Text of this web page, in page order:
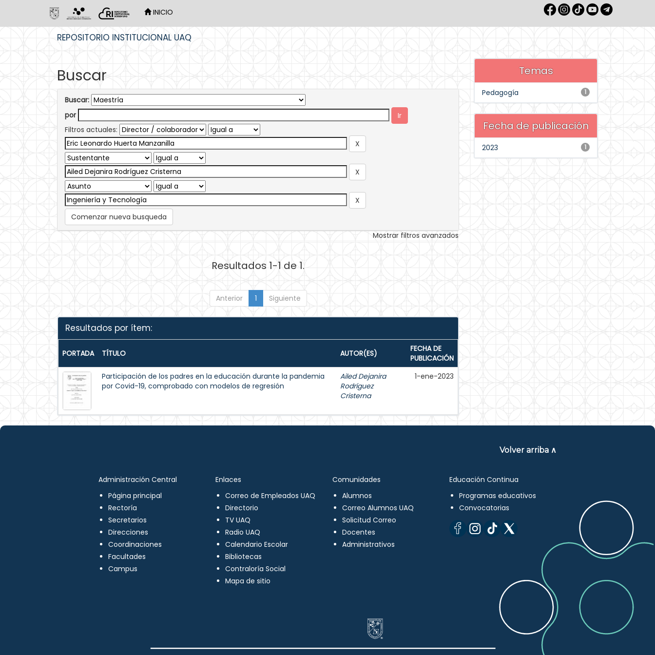
INICIO
REPOSITORIO INSTITUCIONAL UAQ
Buscar
Buscar:
por
Filtros actuales:
Comenzar nueva busqueda
Mostrar filtros avanzados
Resultados 1-1 de 1.
Anterior 1 Siguiente
Resultados por ítem:
PORTADA TÍTULO AUTOR(ES)
FECHA DE
PUBLICACIÓN
Participación de los padres en la educación durante la pandemia
por Covid-19, comprobado con modelos de regresión
Ailed Dejanira
Rodríguez
Cristerna
1-ene-2023
Temas
1
Pedagogía
Fecha de publicación
1
2023
Volver arriba ∧
Administración Central
Página principal
Rectoría
Secretarios
Direcciones
Coordinaciones
Facultades
Campus
Enlaces
Correo de Empleados UAQ
Directorio
TV UAQ
Radio UAQ
Calendario Escolar
Bibliotecas
Contraloría Social
Mapa de sitio
Comunidades
Alumnos
Correo Alumnos UAQ
Solicitud Correo
Docentes
Administrativos
Educación Continua
Programas educativos
Convocatorias